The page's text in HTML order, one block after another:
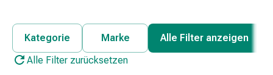
Husten
Inhalationsgerät
&
Kategorie Marke
Alle Filter anzeigen
Alle Filter zurücksetzen